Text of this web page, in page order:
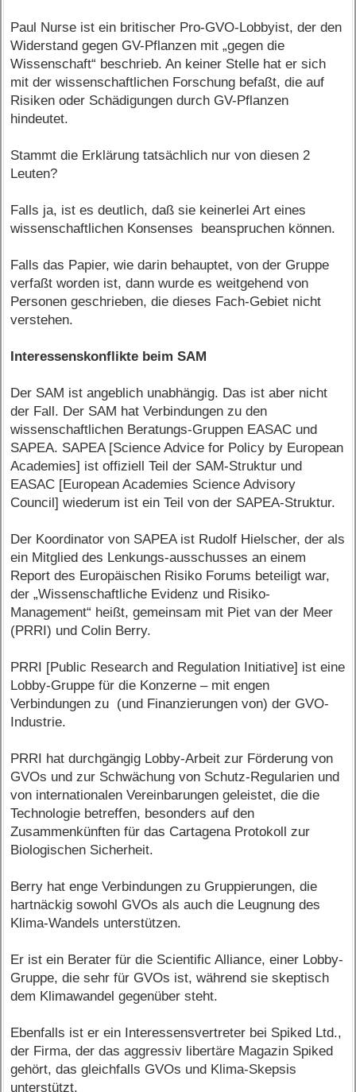
Paul Nurse ist ein britischer Pro-GVO-Lobbyist, der den
Widerstand gegen GV-Pflanzen mit „gegen die
Wissenschaft“ beschrieb. An keiner Stelle hat er sich
mit der wissenschaftlichen Forschung befaßt, die auf
Risiken oder Schädigungen durch GV-Pflanzen
hindeutet.
Stammt die Erklärung tatsächlich nur von diesen 2
Leuten?
Falls ja, ist es deutlich, daß sie keinerlei Art eines
wissenschaftlichen Konsenses beanspruchen können.
Falls das Papier, wie darin behauptet, von der Gruppe
verfaßt worden ist, dann wurde es weitgehend von
Personen geschrieben, die dieses Fach-Gebiet nicht
verstehen.
Interessenskonflikte beim SAM
Der SAM ist angeblich unabhängig. Das ist aber nicht
der Fall. Der SAM hat Verbindungen zu den
wissenschaftlichen Beratungs-Gruppen EASAC und
SAPEA. SAPEA [Science Advice for Policy by European
Academies] ist offiziell Teil der SAM-Struktur und
EASAC [European Academies Science Advisory
Council] wiederum ist ein Teil von der SAPEA-Struktur.
Der Koordinator von SAPEA ist Rudolf Hielscher, der als
ein Mitglied des Lenkungs-ausschusses an einem
Report des Europäischen Risiko Forums beteiligt war,
der „Wissenschaftliche Evidenz und Risiko-
Management“ heißt, gemeinsam mit Piet van der Meer
(PRRI) und Colin Berry.
PRRI [Public Research and Regulation Initiative] ist eine
Lobby-Gruppe für die Konzerne – mit engen
Verbindungen zu (und Finanzierungen von) der GVO-
Industrie.
PRRI hat durchgängig Lobby-Arbeit zur Förderung von
GVOs und zur Schwächung von Schutz-Regularien und
von internationalen Vereinbarungen geleistet, die die
Technologie betreffen, besonders auf den
Zusammenkünften für das Cartagena Protokoll zur
Biologischen Sicherheit.
Berry hat enge Verbindungen zu Gruppierungen, die
hartnäckig sowohl GVOs als auch die Leugnung des
Klima-Wandels unterstützen.
Er ist ein Berater für die Scientific Alliance, einer Lobby-
Gruppe, die sehr für GVOs ist, während sie skeptisch
dem Klimawandel gegenüber steht.
Ebenfalls ist er ein Interessensvertreter bei Spiked Ltd.,
der Firma, der das aggressiv libertäre Magazin Spiked
gehört, das gleichfalls GVOs und Klima-Skepsis
unterstützt.